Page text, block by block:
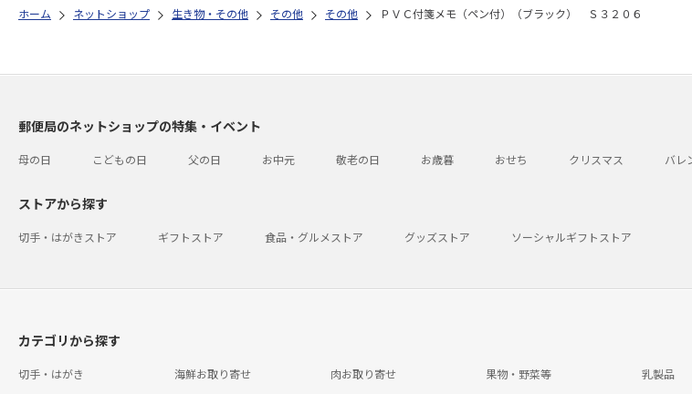
ホーム ネットショップ 生き物・その他 その他 その他 ＰＶＣ付箋メモ（ペン付）（ブラック） Ｓ３２０６
郵便局のネットショップの特集・イベント
母の日 こどもの日 父の日 お中元 敬老の日 お歳暮 おせち クリスマス バレ
ストアから探す
切手・はがきストア ギフトストア 食品・グルメストア グッズストア ソーシャルギフトストア
カテゴリから探す
切手・はがき 海鮮お取り寄せ 肉お取り寄せ 果物・野菜等 乳製品